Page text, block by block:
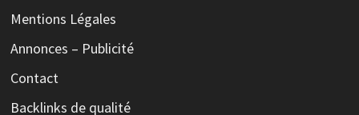
Mentions Légales
Annonces – Publicité
Contact
Backlinks de qualité